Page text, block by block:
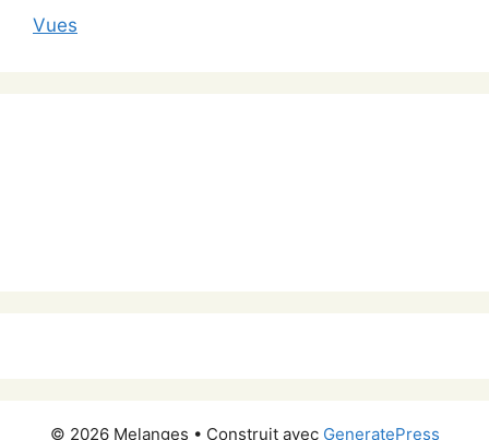
Vues
© 2026 Melanges • Construit avec GeneratePress